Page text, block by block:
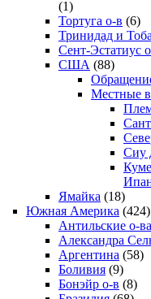
(1)
Тортуга о-в (6)
Тринидад и
Сент-Эстатиус
США (88)
Местные
Сиу
Ямайка (18)
Южная Америка (424)
Антильские о-ва
Александра
Аргентина (58)
Боливия (9)
Бонэйр о-в (8)